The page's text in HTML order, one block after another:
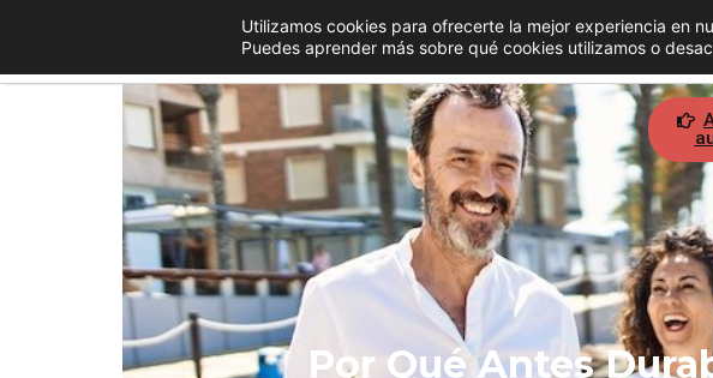
Inicio
Por Qué Antes
Utilizamos cookies para ofrecerte la mejor experiencia en
Puedes aprender más sobre qué cookies utilizamos o